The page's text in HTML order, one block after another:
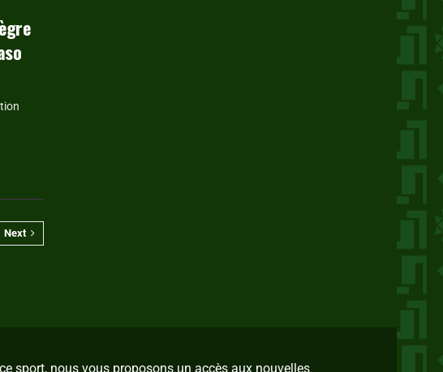
Next
sport, nous vous proposons un accès aux nouvelles